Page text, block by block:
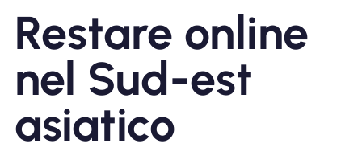
Acquista piani
Informazioni sull'eSIM
Restare online
nel Sud-est
asiatico